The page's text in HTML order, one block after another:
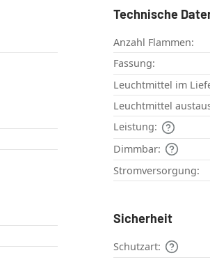
Technische
Anzahl Flammen:
Fassung:
Leuchtmittel im
Leuchtmittel
Leistung:
Dimmbar:
Stromversorgung:
Sicherheit
Schutzart: